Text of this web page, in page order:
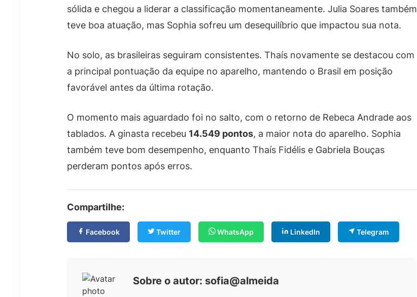
sólida e chegou a liderar a classificação momentaneamente. Julia Soares também
teve boa atuação, mas Sophia sofreu um desequilíbrio que impactou sua nota.
No solo, as brasileiras seguiram consistentes. Thaís novamente se destacou com
a principal pontuação da equipe no aparelho, mantendo o Brasil em posição
favorável antes da última rotação.
O momento mais aguardado foi no salto, com o retorno de Rebeca Andrade aos
tablados. A ginasta recebeu 14.549 pontos, a maior nota do aparelho. Sophia
também teve bom desempenho, enquanto Thaís Fidélis e Gabriela Bouças
perderam pontos após erros.
Compartilhe:
Facebook Twitter WhatsApp LinkedIn Telegram
Sobre o autor: sofia@almeida